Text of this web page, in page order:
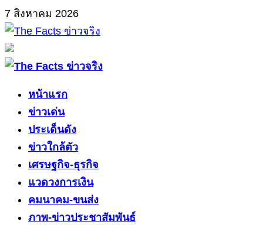
Skip
to
content
7 สิงหาคม 2026
Primary
หน้าแรก
ข่าวเด่น
ประเด็นดัง
ข่าวใกล้ตัว
เศรษฐกิจ-ธุรกิจ
แวดวงการเงิน
คมนาคม-ขนส่ง
ภาพ-ข่าวประชาสัมพันธ์